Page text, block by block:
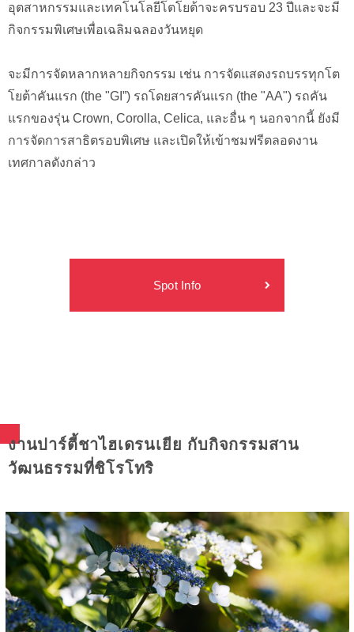
อุตสาหกรรมและเทคโนโลยีโตโยต้าจะครบรอบ 23 ปีและจะมี
กิจกรรมพิเศษเพื่อเฉลิมฉลองวันหยุด
จะมีการจัดหลากหลายกิจกรรม เช่น การจัดแสดงรถบรรทุกโต
โยต้าคันแรก (the "GI”) รถโดยสารคันแรก (the "AA") รถคัน
แรกของรุ่น Crown, Corolla, Celica, และอื่น ๆ นอกจากนี้ ยังมี
การจัดการสาธิตรอบพิเศษ และเปิดให้เข้าชมฟรีตลอดงาน
เทศกาลดังกล่าว
Spot Info
งานปาร์ตี้ชาไฮเดรนเยีย กับกิจกรรมสาน
วัฒนธรรมที่ชิโรโทริ